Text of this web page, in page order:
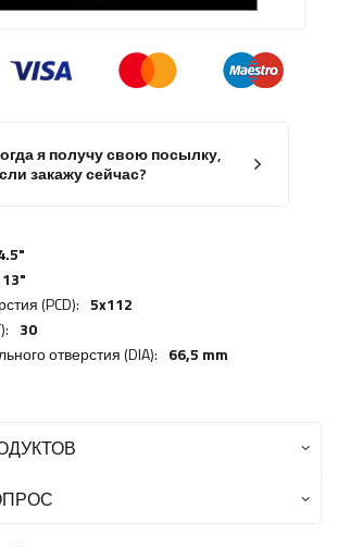
я получу свою посылку,
закажу сейчас?
13"
(PCD): 5x112
30
отверстия (DIA): 66,5 mm